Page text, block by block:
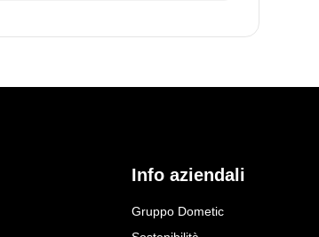
Info aziendali
Gruppo Dometic